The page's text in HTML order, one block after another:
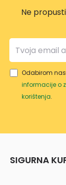
Ne
Odabirom
informacije o
korištenja.
SIGURNA